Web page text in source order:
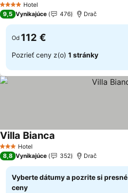
4 Počet hviezdičiek
Hotel
9,5 Vynikajúce 476 Drač
Od 112 €
Pozrieť ceny z(o) 1 stránky
3 Počet hviezdičiek
Hotel
Villa Bianca
8,8 Vynikajúce 352 Drač
Vyberte dátumy a pozrite si presné
ceny